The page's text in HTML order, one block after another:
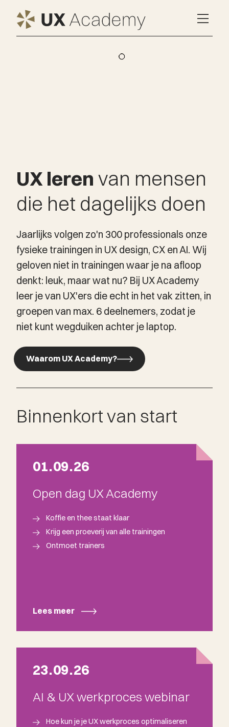
UX leren van mensen
die het dagelijks doen
Jaarlijks volgen zo'n 300 professionals onze
fysieke trainingen in UX design, CX en AI. Wij
geloven niet in trainingen waar je na afloop
denkt: leuk, maar wat nu? Bij UX Academy
leer je van UX'ers die echt in het vak zitten, in
groepen van max. 6 deelnemers, zodat je
niet kunt wegduiken achter je laptop.
Waarom UX Academy?
Binnenkort van start
01.09.26
Open dag UX Academy
Koffie en thee staat klaar
Krijg een proeverij van alle trainingen
Ontmoet trainers
Lees meer
23.09.26
AI & UX werkproces webinar
Hoe kun je je UX werkproces optimaliseren